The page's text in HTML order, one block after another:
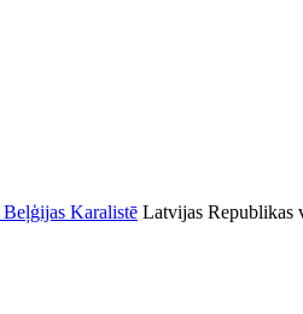
Latvijas Republikas